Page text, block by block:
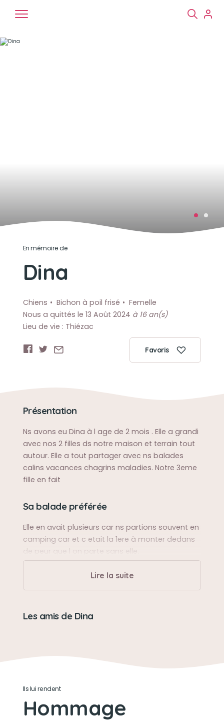
En mémoire de
Dina
Chiens Bichon à poil frisé
Femelle
Nous a quittés le 13 Août 2024 à 16 an(s)
Lieu de vie : Thiézac
Favoris
Présentation
Ns avons eu Dina à l age de 2 mois . Elle a grandi
avec nos 2 filles ds notre maison et terrain tout
autour. Elle a tout partager avec ns balades
calins vacances chagrins maladies. Notre 3eme
fille en fait
Sa balade préférée
Elle en avait plusieurs car ns partions souvent en
camping car et c etait la 1ere à monter dedans
de peur que l on parte sans elle.
Sa bêtise préférée
notre 2de fille on a jamais su pourquoi celles là
Aimante caline elle sentait qd ns étions tristes et
Son jouet préféré
Lire la suite
Les amis de Dina
Ils lui rendent
Hommage